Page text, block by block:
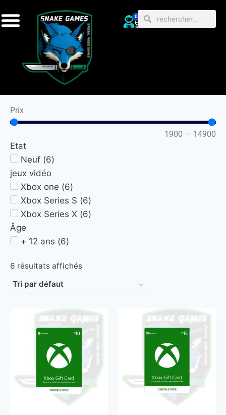
0
Prix
1900 — 14900
Etat
Neuf (6)
jeux vidéo
Xbox one (6)
Xbox Series S (6)
Xbox Series X (6)
Âge
+ 12 ans (6)
6 résultats affichés